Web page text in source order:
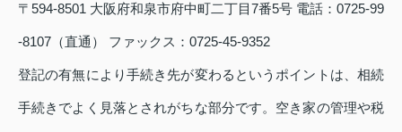
〒594-8501 大阪府和泉市府中町二丁目7番5号 電話：0725-99
-8107（直通） ファックス：0725-45-9352
登記の有無により手続き先が変わるというポイントは、相続
手続きでよく見落とされがちな部分です。空き家の管理や税